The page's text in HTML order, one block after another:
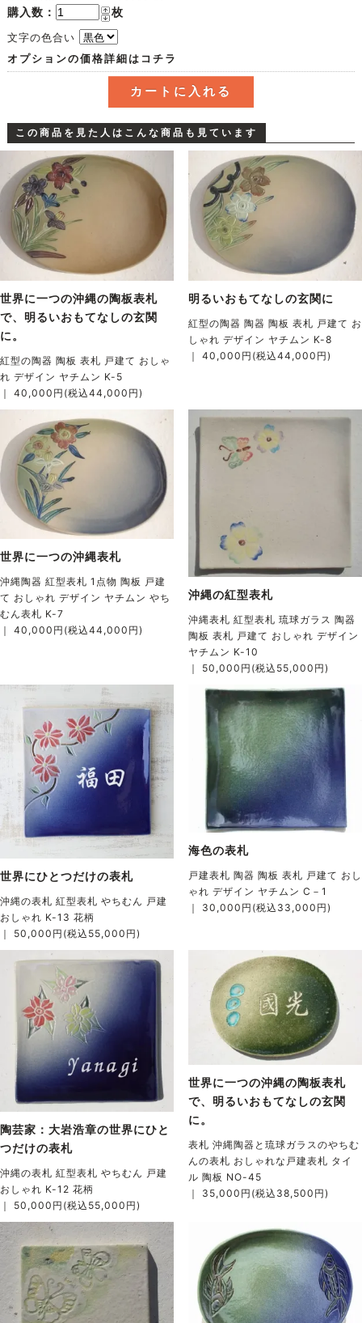
購入数：
枚
文字の色合い
オプションの価格詳細はコチラ
この商品を見た人はこんな商品も見ています
世界に一つの沖縄の陶板表札
で、明るいおもてなしの玄関
に。
紅型の陶器 陶板 表札 戸建て おしゃ
れ デザイン ヤチムン K-5
｜ 40,000円(税込44,000円)
明るいおもてなしの玄関に
紅型の陶器 陶器 陶板 表札 戸建て お
しゃれ デザイン ヤチムン K-8
｜ 40,000円(税込44,000円)
世界に一つの沖縄表札
沖縄陶器 紅型表札 1点物 陶板 戸建
て おしゃれ デザイン ヤチムン やち
むん表札 K-7
｜ 40,000円(税込44,000円)
沖縄の紅型表札
沖縄表札 紅型表札 琉球ガラス 陶器
陶板 表札 戸建て おしゃれ デザイン
ヤチムン K-10
｜ 50,000円(税込55,000円)
世界にひとつだけの表札
沖縄の表札 紅型表札 やちむん 戸建
おしゃれ K-13 花柄
｜ 50,000円(税込55,000円)
海色の表札
戸建表札 陶器 陶板 表札 戸建て おし
ゃれ デザイン ヤチムン C－1
｜ 30,000円(税込33,000円)
陶芸家：大岩浩章の世界にひと
つだけの表札
沖縄の表札 紅型表札 やちむん 戸建
おしゃれ K-12 花柄
｜ 50,000円(税込55,000円)
世界に一つの沖縄の陶板表札
で、明るいおもてなしの玄関
に。
表札 沖縄陶器と琉球ガラスのやちむ
んの表札 おしゃれな戸建表札 タイ
ル 陶板 NO-45
｜ 35,000円(税込38,500円)